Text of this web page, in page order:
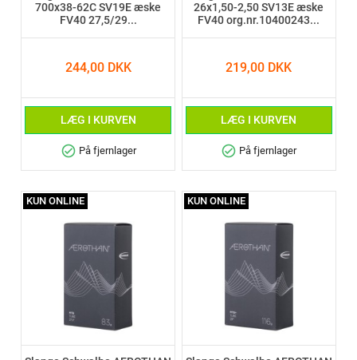
700x38-62C SV19E æske
FV40 27,5/29...
244,00 DKK
LÆG I KURVEN
check_circle På fjernlager
26x1,50-2,50 SV13E æske
FV40 org.nr.10400243...
219,00 DKK
LÆG I KURVEN
check_circle På fjernlager
KUN ONLINE KUN ONLINE